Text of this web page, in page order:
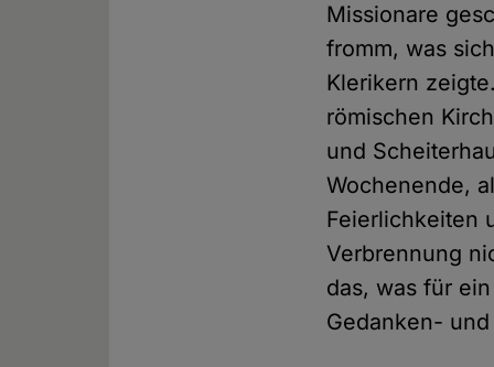
Missionare
fromm, was
Klerikern
römischen
und
Wochenende,
Feierlichkeiten
Verbrennung
das, was für
Gedanken-